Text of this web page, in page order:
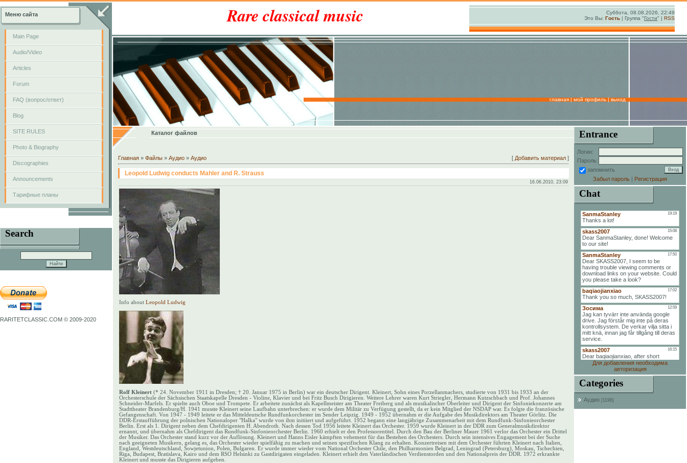
Меню сайта
Main Page
Audio/Video
Articles
Forum
FAQ (вопрос/ответ)
Blog
SITE RULES
Photo & Biography
Discographies
Announcements
Тарифные планы
Search
RARITETCLASSIC.COM © 2009-2020
Rare classical music
Суббота, 08.08.2026, 22:49
Это Вы: Гость | Группа "Гости" | RSS
главная|мой профиль|выход
Каталог файлов
Главная » Файлы » Аудио » Аудио [ Добавить материал ]
Leopold Ludwig conducts Mahler and R. Strauss
16.06.2010, 23:09
Info about Leopold Ludwig
Rolf Kleinert (* 24. November 1911 in Dresden; † 20. Januar 1975 in Berlin) war ein deutscher Dirigent. Kleinert, Sohn eines Porzellanmachers, studierte von 1931 bis 1933 an der
Orchesterschule der Sächsischen Staatskapelle Dresden - Violine, Klavier und bei Fritz Busch Dirigieren. Weitere Lehrer waren Kurt Striegler, Hermann Kutzschbach und Prof. Johannes
Schneider-Marfels. Er spielte auch Oboe und Trompete. Er arbeitete zunächst als Kapellmeister am Theater Freiberg und als musikalischer Oberleiter und Dirigent der Sinfoniekonzerte am
Stadttheater Brandenburg/H. 1941 musste Kleinert seine Laufbahn unterbrechen: er wurde dem Militär zu Verfügung gestellt, da er kein Mitglied der NSDAP war. Es folgte die französische
Gefangenschaft. Von 1947 - 1949 leitete er das Mitteldeutsche Rundfunkorchester im Sender Leipzig. 1949 - 1952 übernahm er die Aufgabe des Musikdirektors am Theater Görlitz. Die
DDR-Erstaufführung der polnischen Nationaloper "Halka" wurde von ihm initiiert und aufgeführt. 1952 begann eine langjährige Zusammenarbeit mit dem Rundfunk-Sinfonieorchester
Berlin. Erst als 1. Dirigent neben dem Chefdirigenten H. Abendroth. Nach dessen Tod 1956 leitete Kleinert das Orchester. 1959 wurde Kleinert in der DDR zum Generalmusikdirektor
ernannt, und übernahm als Chefdirigent das Rundfunk-Sinfonieorchester Berlin. 1960 erhielt er den Professorentitel. Durch den Bau der Berliner Mauer 1961 verlor das Orchester ein Drittel
der Musiker. Das Orchester stand kurz vor der Auflösung. Kleinert und Hanns Eisler kämpften vehement für das Bestehen des Orchesters. Durch sein intensives Engagement bei der Suche
nach geeigneten Musikern, gelang es, das Orchester wieder spielfähig zu machen und seinen spezifischen Klang zu erhalten. Konzertreisen mit dem Orchester führten Kleinert nach Italien,
England, Westdeutschland, Sowjetunion, Polen, Bulgaren. Er wurde immer wieder vom National Orchester Chile, den Philharmonien Belgrad, Leningrad (Petersburg), Moskau, Tschechien,
Riga, Budapest, Bratislava, Kairo und dem RSO Helsinki zu Gastdirigaten eingeladen. Kleinert erhielt den Vaterländischen Verdienstorden und den Nationalpreis der DDR. 1972 erkrankte
Kleinert und musste das Dirigieren aufgeben.
Entrance
Логин:
Пароль:
запомнить
Забыл пароль | Регистрация
Chat
Для добавления необходима
авторизация
Categories
Аудио [1196]